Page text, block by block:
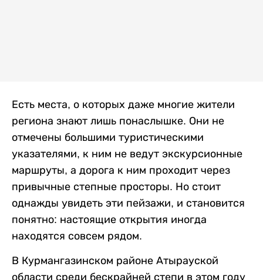
Есть места, о которых даже многие жители
региона знают лишь понаслышке. Они не
отмечены большими туристическими
указателями, к ним не ведут экскурсионные
маршруты, а дорога к ним проходит через
привычные степные просторы. Но стоит
однажды увидеть эти пейзажи, и становится
понятно: настоящие открытия иногда
находятся совсем рядом.
В Курмангазинском районе Атырауской
области среди бескрайней степи в этом году